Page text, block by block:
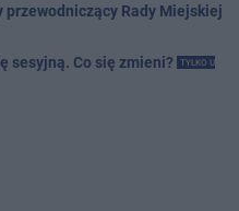
przewodniczący Rady Miejskiej
sesyjną. Co się zmieni?
TYLKO U